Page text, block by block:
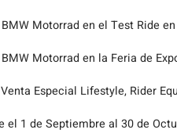
Motorrad en el Test Ride
Motorrad en la Feria de
Especial Lifestyle, Rider
el 1 de Septiembre al 30 de